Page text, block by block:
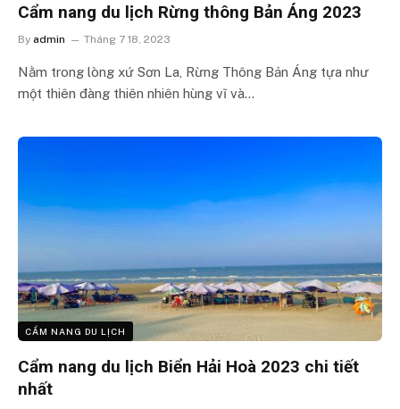
Cẩm nang du lịch Rừng thông Bản Áng 2023
By admin Tháng 7 18, 2023
Nằm trong lòng xứ Sơn La, Rừng Thông Bản Áng tựa như
một thiên đàng thiên nhiên hùng vĩ và…
CẨM NANG DU LỊCH
Cẩm nang du lịch Biển Hải Hoà 2023 chi tiết
nhất